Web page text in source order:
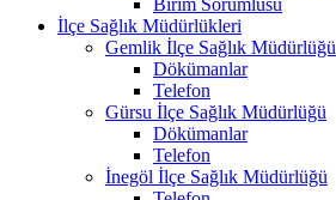
İlçe Sağlık Müdürlükleri
Gemlik İlçe Sağlık Müdürlüğü
Dökümanlar
Telefon
Gürsu İlçe Sağlık Müdürlüğü
Dökümanlar
Telefon
İnegöl İlçe Sağlık Müdürlüğü